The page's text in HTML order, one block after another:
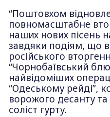
“Поштовхом
повномасштабне
наших нових пісень
завдяки подіям, що
російського
“Чорнобаївський
найвідоміших
“Одеському рейді”,
ворожого десанту та
соліст гурту.